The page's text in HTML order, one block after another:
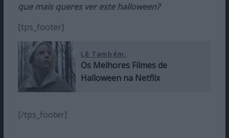
que mais queres ver este halloween?
[tps_footer]
Lê Também:
Os Melhores Filmes de
Halloween na Netflix
[/tps_footer]